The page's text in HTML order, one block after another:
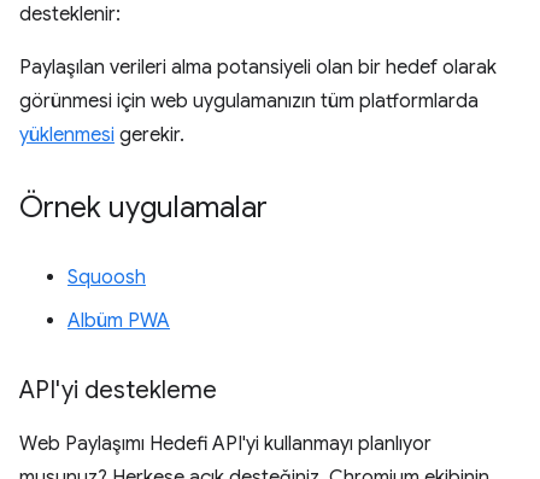
desteklenir:
Paylaşılan verileri alma potansiyeli olan bir hedef olarak
görünmesi için web uygulamanızın tüm platformlarda
yüklenmesi gerekir.
Örnek uygulamalar
Squoosh
Albüm PWA
API'yi destekleme
Web Paylaşımı Hedefi API'yi kullanmayı planlıyor